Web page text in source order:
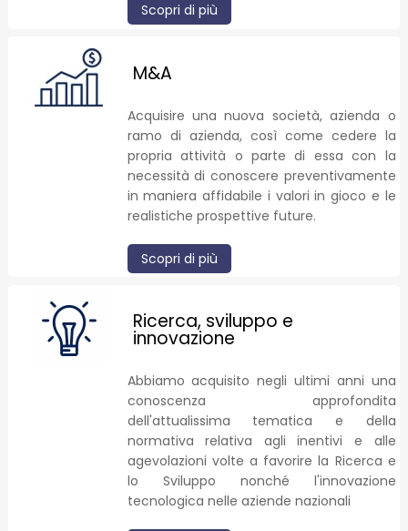
Scopri di più
M&A
Acquisire una nuova società, azienda o
ramo di azienda, così come cedere la
propria attività o parte di essa con la
necessità di conoscere preventivamente
in maniera affidabile i valori in gioco e le
realistiche prospettive future.
Scopri di più
Ricerca, sviluppo e
innovazione
Abbiamo acquisito negli ultimi anni una
conoscenza approfondita
dell'attualissima tematica e della
normativa relativa agli inentivi e alle
agevolazioni volte a favorire la Ricerca e
lo Sviluppo nonché l'innovazione
tecnologica nelle aziende nazionali